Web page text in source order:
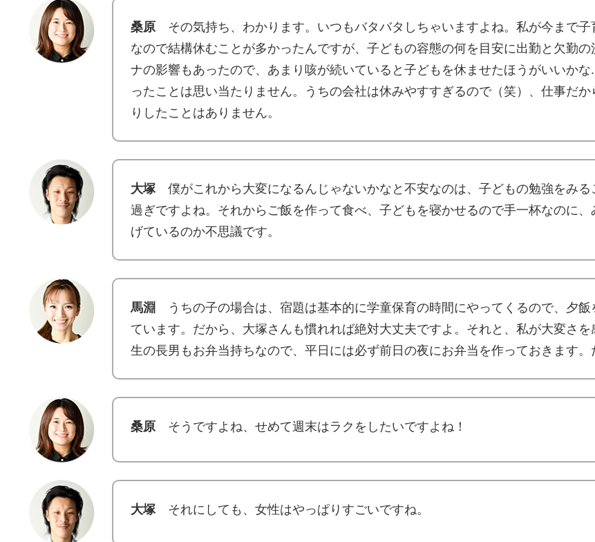
桑原
その気持ち、わかります。いつもバタバタしちゃいますよね。私が今まで
なので結構休むことが多かったんですが、子どもの容態の何を目安に出勤と欠勤
ナの影響もあったので、あまり咳が続いていると子どもを休ませたほうがいいか
ったことは思い当たりません。うちの会社は休みやすすぎるので（笑）、仕事だ
りしたことはありません。
大塚
僕がこれから大変になるんじゃないかなと不安なのは、子どもの勉強をみ
過ぎですよね。それからご飯を作って食べ、子どもを寝かせるので手一杯なのに
げているのか不思議です。
馬淵
うちの子の場合は、宿題は基本的に学童保育の時間にやってくるので、夕
ています。だから、大塚さんも慣れれば絶対大丈夫ですよ。それと、私が大変さ
生の長男もお弁当持ちなので、平日には必ず前日の夜にお弁当を作っておきます
桑原 そうですよね、せめて週末はラクをしたいですよね！
大塚 それにしても、女性はやっぱりすごいですね。